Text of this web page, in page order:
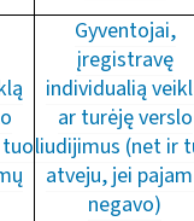
Gyventojai,
įregistravę
individualią
ar turėję verslo
liudijimus (net ir
atveju, jei
negavo)